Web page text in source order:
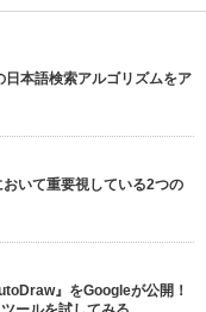
本語検索アルゴリズムをア
いて重要視している2つの
』をGoogleが公開！